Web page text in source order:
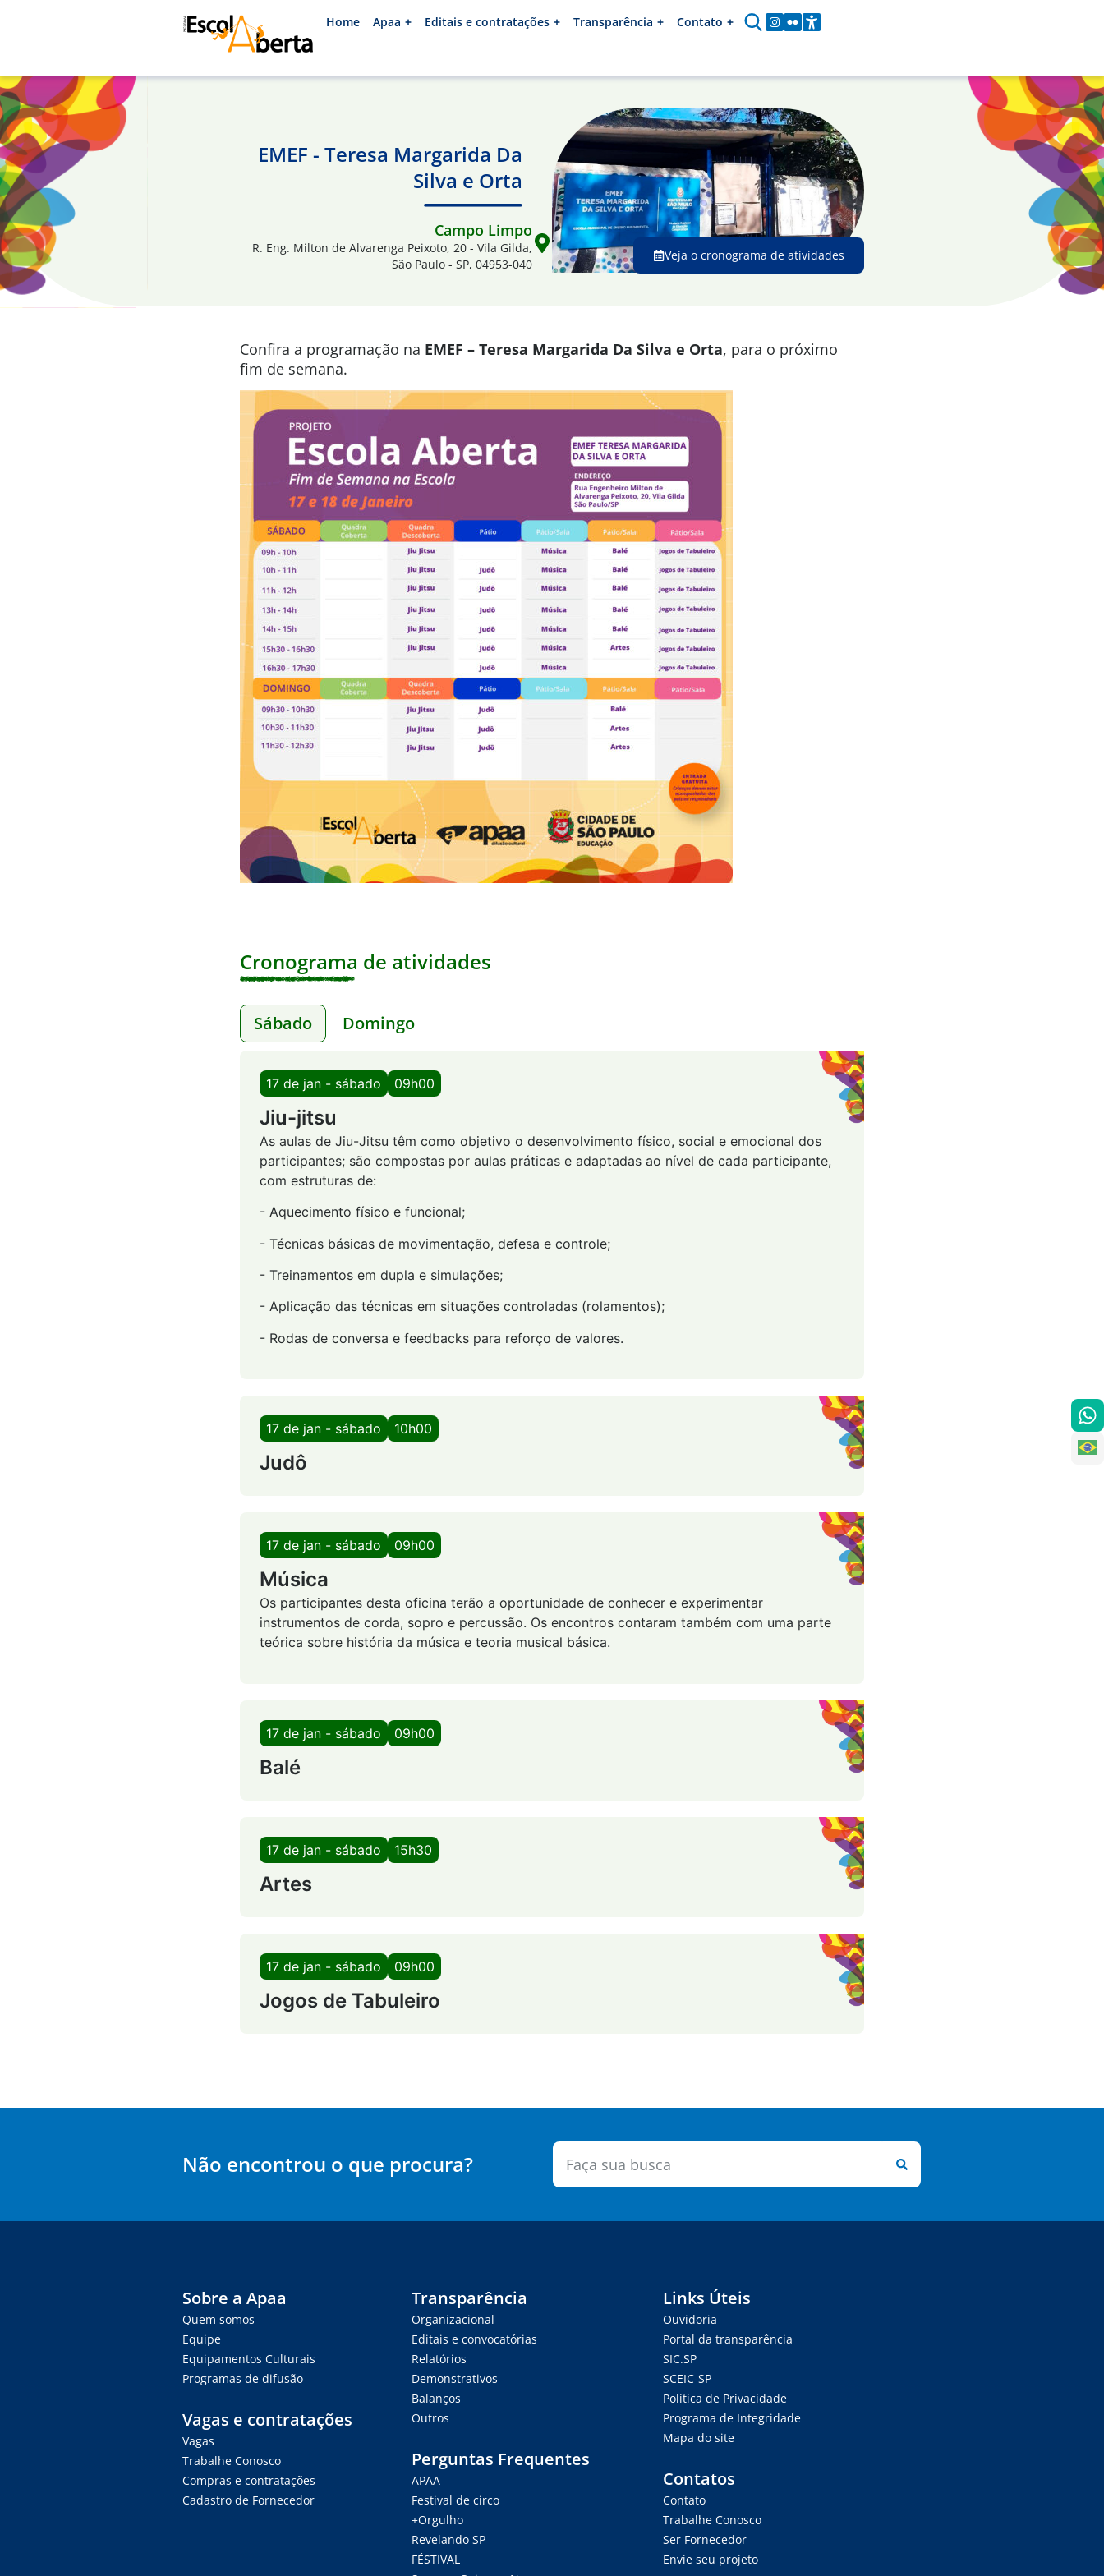
Home Apaa Editais e contratações Transparência Contato
EMEF - Teresa Margarida Da
Silva e Orta
Campo Limpo
R. Eng. Milton de Alvarenga Peixoto, 20 - Vila Gilda,
São Paulo - SP, 04953-040
Veja o cronograma de atividades
Confira a programação na EMEF – Teresa Margarida Da Silva e Orta, para o próximo
fim de semana.
Cronograma de atividades
Sábado Domingo
17 de jan - sábado 09h00
Jiu-jitsu
As aulas de Jiu-Jitsu têm como objetivo o desenvolvimento físico, social e emocional dos
participantes; são compostas por aulas práticas e adaptadas ao nível de cada participante,
com estruturas de:
- Aquecimento físico e funcional;
- Técnicas básicas de movimentação, defesa e controle;
- Treinamentos em dupla e simulações;
- Aplicação das técnicas em situações controladas (rolamentos);
- Rodas de conversa e feedbacks para reforço de valores.
17 de jan - sábado 10h00
Judô
17 de jan - sábado 09h00
Música
Os participantes desta oficina terão a oportunidade de conhecer e experimentar
instrumentos de corda, sopro e percussão. Os encontros contaram também com uma parte
teórica sobre história da música e teoria musical básica.
17 de jan - sábado 09h00
Balé
17 de jan - sábado 15h30
Artes
17 de jan - sábado 09h00
Jogos de Tabuleiro
Não encontrou o que procura?
Sobre a Apaa
Quem somos
Equipe
Equipamentos Culturais
Programas de difusão
Vagas e contratações
Vagas
Trabalhe Conosco
Compras e contratações
Cadastro de Fornecedor
Transparência
Organizacional
Editais e convocatórias
Relatórios
Demonstrativos
Balanços
Outros
Perguntas Frequentes
APAA
Festival de circo
+Orgulho
Revelando SP
FÉSTIVAL
Links Úteis
Ouvidoria
Portal da transparência
SIC.SP
SCEIC-SP
Política de Privacidade
Programa de Integridade
Mapa do site
Contatos
Contato
Trabalhe Conosco
Ser Fornecedor
Envie seu projeto